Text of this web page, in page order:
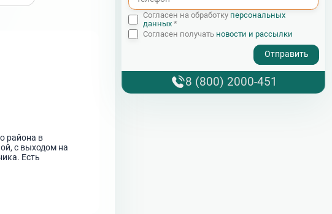
района в
с выходом на
Есть
Согласен на обработку персональных
данных*
Согласен получать новости и рассылки
8 (800) 2000-451